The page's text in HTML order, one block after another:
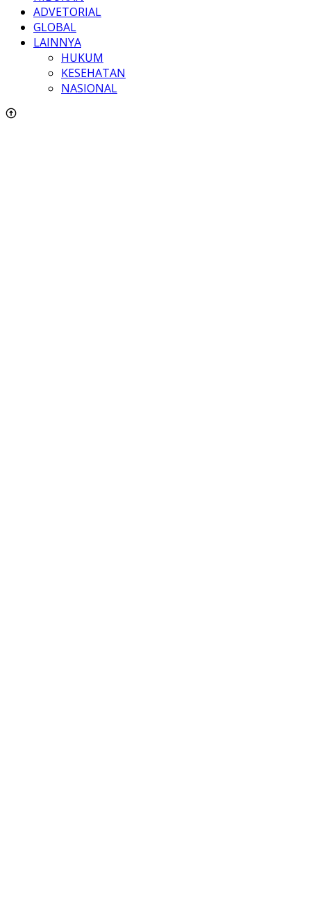
ADVETORIAL
GLOBAL
LAINNYA
HUKUM
KESEHATAN
NASIONAL